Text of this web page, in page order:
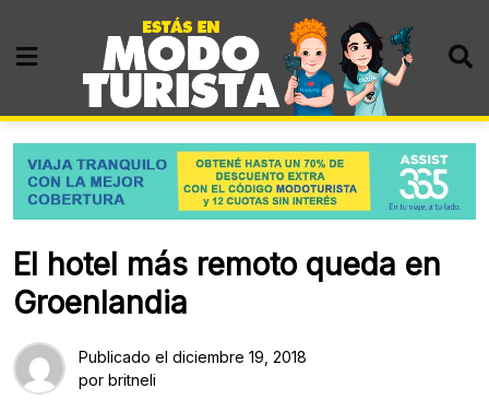
content
El hotel más remoto queda en
Groenlandia
Publicado el diciembre 19, 2018
por britneli